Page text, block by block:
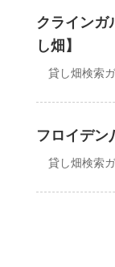
クラインガ
し畑】
貸し畑検索
フロイデン
貸し畑検索